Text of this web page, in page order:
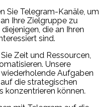
Sie Telegram-Kanäle, um
Ihre Zielgruppe zu
die an Ihren
sind.
Zeit und Ressourcen,
Unsere
Aufgaben
die strategischen
konzentrieren können.